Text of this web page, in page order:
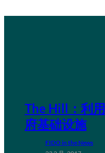
The Hill：利
府基础设施
FIDO in the News